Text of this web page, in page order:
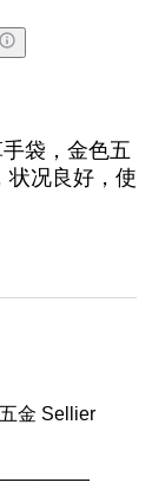
袋，金色五
状况良好，使
金 Sellier